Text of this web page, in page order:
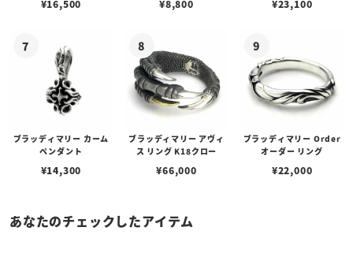
¥16,500 ¥8,800 ¥23,100
ブラッディマリー カーム
ペンダント
¥14,300
ブラッディマリー アヴィ
ス リング K18クロー
¥66,000
ブラッディマリー Order
オーダー リング
¥22,000
あなたのチェックしたアイテム